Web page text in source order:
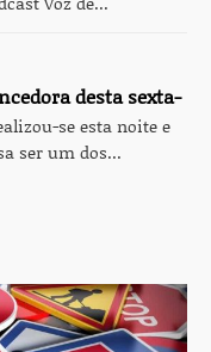
desta sexta-
se esta noite e
ser um dos...